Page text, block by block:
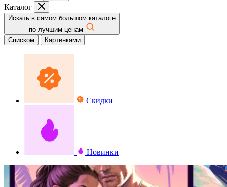
Каталог
Искать в самом большом каталоге
по лучшим ценам
Списком
Картинками
Скидки
Новинки